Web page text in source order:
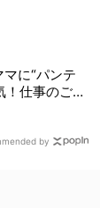
マに“パンテ
！仕事のご褒
by